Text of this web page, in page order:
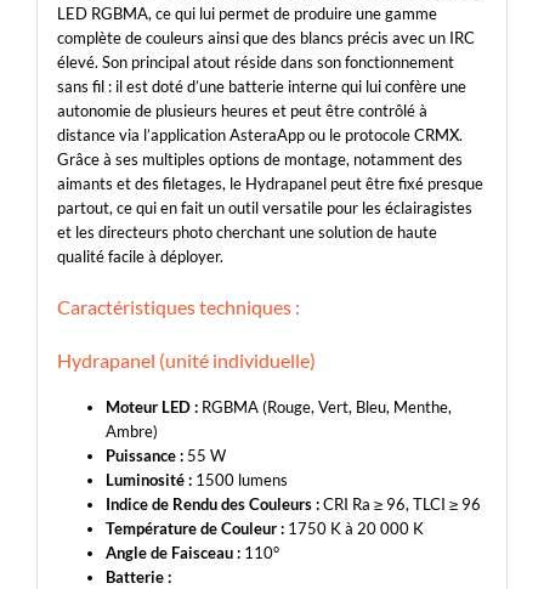
LED RGBMA, ce qui lui permet de produire une gamme
complète de couleurs ainsi que des blancs précis avec un IRC
élevé. Son principal atout réside dans son fonctionnement
sans fil : il est doté d’une batterie interne qui lui confère une
autonomie de plusieurs heures et peut être contrôlé à
distance via l’application AsteraApp ou le protocole CRMX.
Grâce à ses multiples options de montage, notamment des
aimants et des filetages, le Hydrapanel peut être fixé presque
partout, ce qui en fait un outil versatile pour les éclairagistes
et les directeurs photo cherchant une solution de haute
qualité facile à déployer.
Caractéristiques techniques :
Hydrapanel (unité individuelle)
Moteur LED :RGBMA (Rouge, Vert, Bleu, Menthe,
Ambre)
Puissance :55 W
Luminosité :1500 lumens
Indice de Rendu des Couleurs :CRI Ra ≥ 96, TLCI ≥ 96
Température de Couleur :1750 K à 20 000 K
Angle de Faisceau :110°
Batterie :